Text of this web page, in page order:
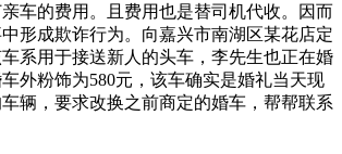
车的费用。且费用也是替司机代收。因而
形成欺诈行为。向嘉兴市南湖区某花店定
系用于接送新人的头车，李先生也正在婚
外粉饰为580元，该车确实是婚礼当天现
辆，要求改换之前商定的婚车，帮帮联系